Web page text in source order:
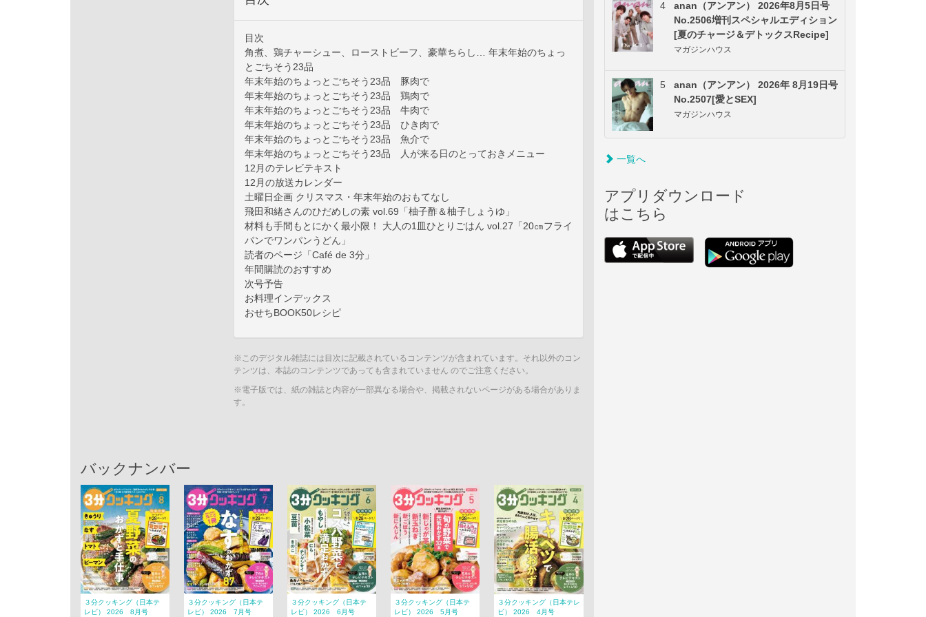
目次
角煮、鶏チャーシュー、ローストビーフ、豪華ちらし… 年末年始のちょっ
とごちそう23品
年末年始のちょっとごちそう23品 豚肉で
年末年始のちょっとごちそう23品 鶏肉で
年末年始のちょっとごちそう23品 牛肉で
年末年始のちょっとごちそう23品 ひき肉で
年末年始のちょっとごちそう23品 魚介で
年末年始のちょっとごちそう23品 人が来る日のとっておきメニュー
12月のテレビテキスト
12月の放送カレンダー
土曜日企画 クリスマス・年末年始のおもてなし
飛田和緒さんのひだめしの素 vol.69「柚子酢＆柚子しょうゆ」
材料も手間もとにかく最小限！ 大人の1皿ひとりごはん vol.27「20㎝フライ
パンでワンパンうどん」
読者のページ「Café de 3分」
年間購読のおすすめ
次号予告
お料理インデックス
おせちBOOK50レシピ
※このデジタル雑誌には目次に記載されているコンテンツが含まれています。それ以外のコン
テンツは、本誌のコンテンツであっても含まれていません のでご注意ください。
※電子版では、紙の雑誌と内容が一部異なる場合や、掲載されないページがある場合がありま
す。
バックナンバー
３分クッキング（日本テ
レビ） 2026 8月号
３分クッキング（日本テ
レビ） 2026 7月号
３分クッキング（日本テ
レビ） 2026 6月号
３分クッキング（日本テ
レビ） 2026 5月号
３分クッキング（日本テレ
ビ） 2026 4月号
4
anan（アンアン） 2026年8月5日号
No.2506増刊スペシャルエディション
[夏のチャージ＆デトックスRecipe]
マガジンハウス
5
anan（アンアン） 2026年 8月19日号
No.2507[愛とSEX]
マガジンハウス
一覧へ
アプリダウンロード
はこちら